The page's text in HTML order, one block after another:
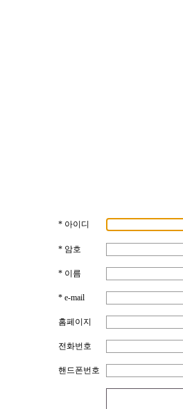
* 아이디
* 암호
* 이름
* e-mail
홈페이지
전화번호
핸드폰번호